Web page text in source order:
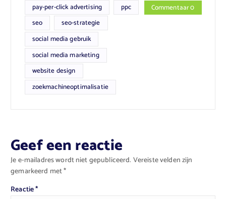
pay-per-click advertising
ppc
seo
seo-strategie
social media gebruik
social media marketing
website design
zoekmachineoptimalisatie
Commentaar 0
Geef een reactie
Je e-mailadres wordt niet gepubliceerd. Vereiste velden zijn
gemarkeerd met*
Reactie*